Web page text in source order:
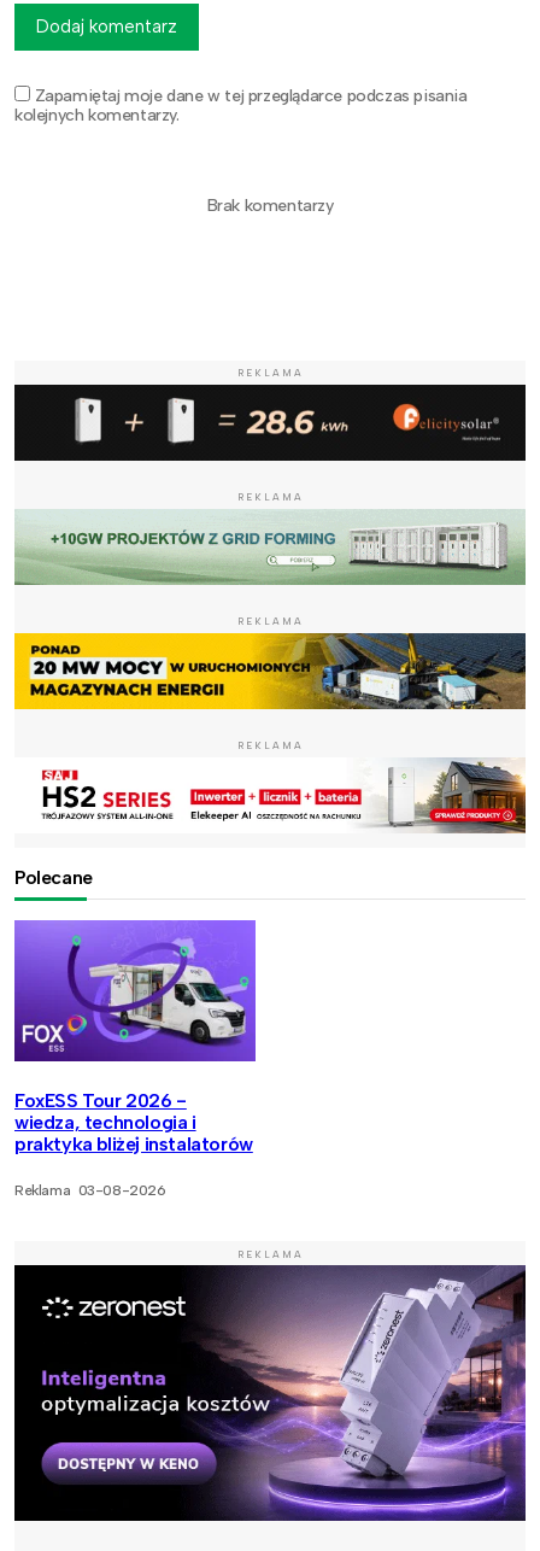
Zapamiętaj moje dane w tej przeglądarce podczas pisania
kolejnych komentarzy.
Dodaj komentarz
Brak komentarzy
REKLAMA
REKLAMA
REKLAMA
REKLAMA
Polecane
FoxESS Tour 2026 -
wiedza, technologia i
praktyka bliżej instalatorów
Reklama 03-08-2026
REKLAMA